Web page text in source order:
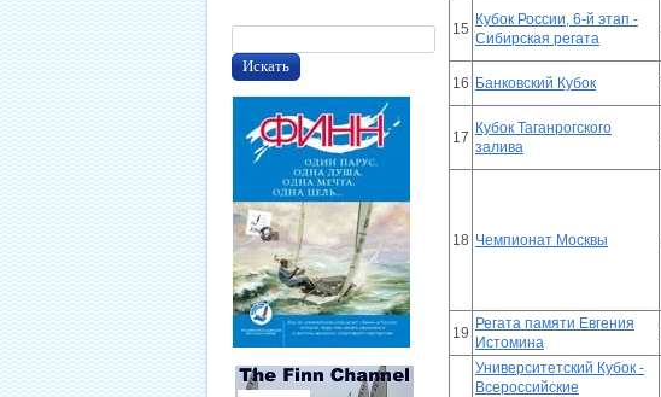
15
Кубок России, 6-й этап -
Сибирская регата
16 Банковский Кубок
17
Кубок Таганрогского
залива
18 Чемпионат Москвы
19
Регата памяти Евгения
Истомина
Университетский Кубок -
Всероссийские
Искать